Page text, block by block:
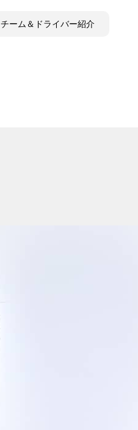
チーム＆ドライバー紹介